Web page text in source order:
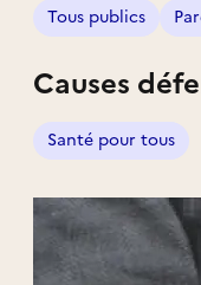
Tous publics
Causes
Santé pour tous